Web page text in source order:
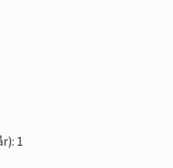
ja i Travemünde per
ingår
färjan över floden Trave
poolen). Du får mer
eller från
- DSH542
på identiska
1